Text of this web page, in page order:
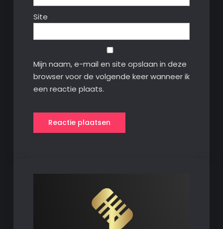
Site
Mijn naam, e-mail en site opslaan in deze
browser voor de volgende keer wanneer ik
een reactie plaats.